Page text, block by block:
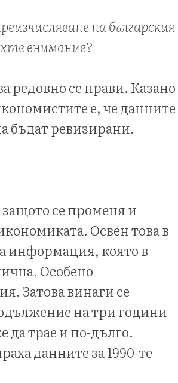
на българския
внимание?
редовно се прави. Казано
е, че данните
бъдат ревизирани.
се променя и
Освен това в
информация, която в
Особено
Затова винаги се
на три години
да трае и по-дълго.
данните за 1990-те